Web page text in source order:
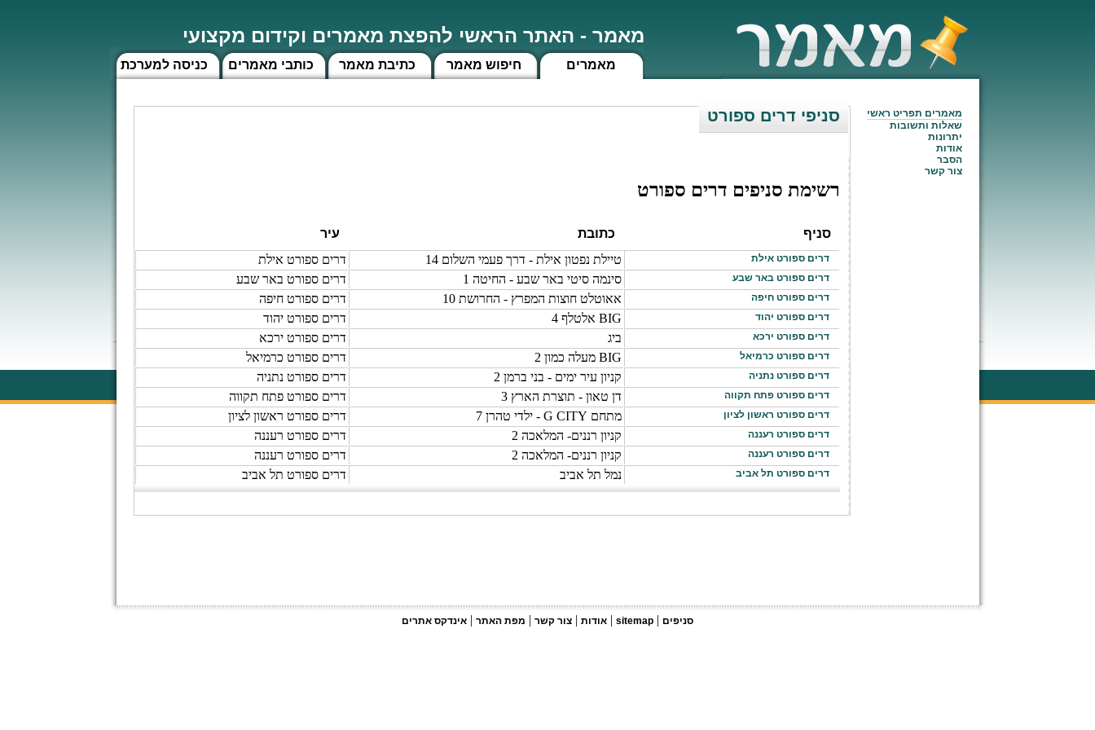
מאמר - האתר הראשי להפצת מאמרים וקידום מקצועי
כניסה למערכת כותבי מאמרים כתיבת מאמר חיפוש מאמר מאמרים
סניפי דרים ספורט
רשימת סניפים דרים ספורט
סניף כתובת עיר
דרים ספורט אילת טיילת נפטון אילת - דרך פעמי השלום 14 דרים ספורט אילת
דרים ספורט באר שבע סינמה סיטי באר שבע - החיטה 1 דרים ספורט באר שבע
דרים ספורט חיפה אאוטלט חוצות המפרץ - החרושת 10 דרים ספורט חיפה
דרים ספורט יהוד BIG אלטלף 4 דרים ספורט יהוד
דרים ספורט ירכא ביג דרים ספורט ירכא
דרים ספורט כרמיאל BIG מעלה כמון 2 דרים ספורט כרמיאל
דרים ספורט נתניה קניון עיר ימים - בני ברמן 2 דרים ספורט נתניה
דרים ספורט פתח תקווה דן טאון - תוצרת הארץ 3 דרים ספורט פתח תקווה
דרים ספורט ראשון לציון מתחם G CITY - ילדי טהרן 7 דרים ספורט ראשון לציון
דרים ספורט רעננה קניון רננים- המלאכה 2 דרים ספורט רעננה
דרים ספורט רעננה קניון רננים- המלאכה 2 דרים ספורט רעננה
דרים ספורט תל אביב נמל תל אביב דרים ספורט תל אביב
מאמרים תפריט ראשי
שאלות ותשובות
יתרונות
אודות
הסבר
צור קשר
אודות | צור קשר | מפת האתר | אינדקס אתרים | sitemap | סניפים